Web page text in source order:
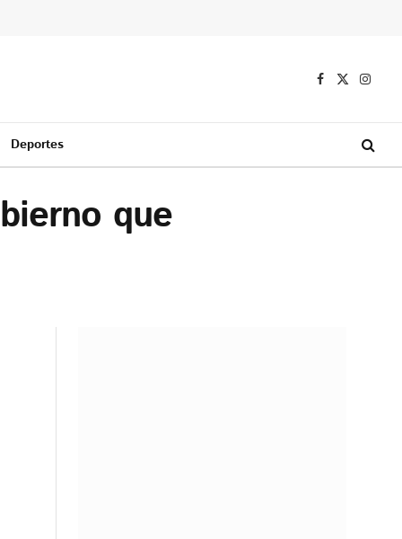
Facebook
X
Deportes
que